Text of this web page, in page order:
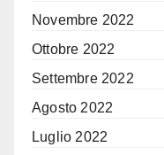
Novembre 2022
Ottobre 2022
Settembre 2022
Agosto 2022
Luglio 2022